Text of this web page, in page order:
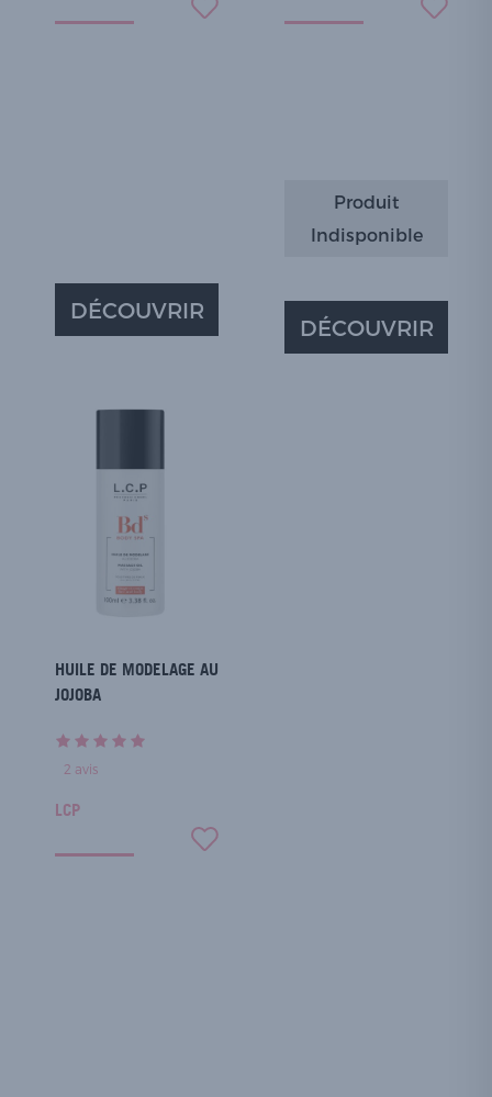
DÉCOUVRIR
Produit
Indisponible
DÉCOUVRIR
HUILE DE MODELAGE AU
JOJOBA
2 avis
LCP